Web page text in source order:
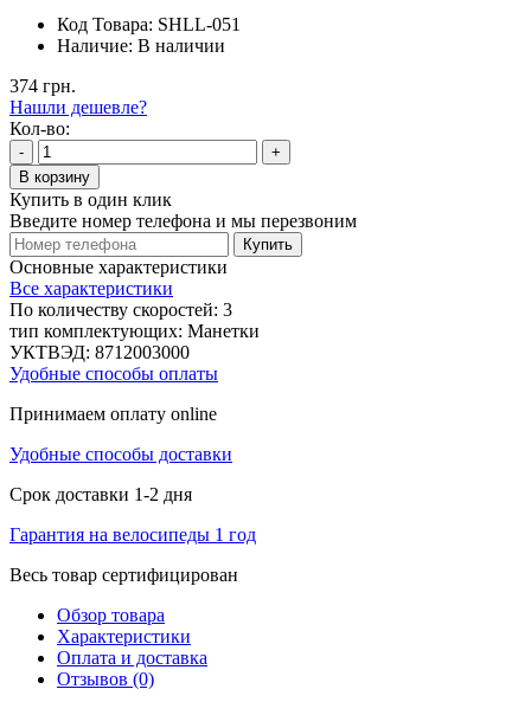
Код Товара: SHLL-051
Наличие: В наличии
374 грн.
Нашли дешевле?
Кол-во:
-
+
В корзину
Купить в один клик
Введите номер телефона и мы перезвоним
Купить
Основные характеристики
Все характеристики
По количеству скоростей: 3
тип комплектующих: Манетки
УКТВЭД: 8712003000
Удобные способы оплаты
Принимаем оплату online
Удобные способы доставки
Срок доставки 1-2 дня
Гарантия на велосипеды 1 год
Весь товар сертифицирован
Обзор товара
Характеристики
Оплата и доставка
Отзывов (0)